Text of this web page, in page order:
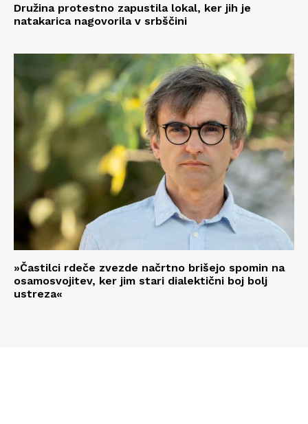
Družina protestno zapustila lokal, ker jih je
natakarica nagovorila v srbščini
»Častilci rdeče zvezde načrtno brišejo spomin na
osamosvojitev, ker jim stari dialektični boj bolj
ustreza«